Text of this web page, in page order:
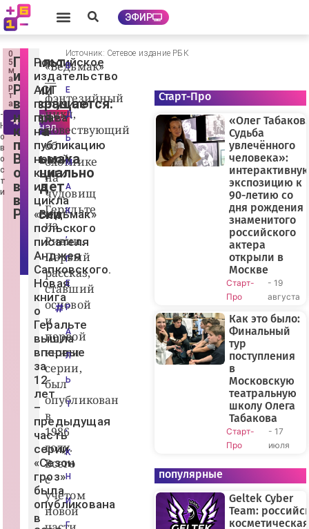
ЭФИР
0
5
м
а
р
т
а
-
Н
о
в
о
с
т
и
telegram
канал
Геральт
из
Ривии
возвращается:
новая
книга
про
Ведьмака
официально
выйдет
в
России
с-
Б
Российское
издательство
АСТ
получило
права
на
публикацию
новой
книги
из
цикла
«Ведьмак»
польского
писателя
Анджея
Сапковского.
Новая
книга
о
Геральте
вышла
впервые
за
12
лет
–
предыдущая
часть
серии
«Сезон
гроз»
была
опубликована
в
«Ведьмак»
—
фэнтезийный
цикл,
повествующий
об
охотнике
на
чудовищ
Геральте
из
Ривии.
Первый
рассказ,
ставший
основой
и
первой
книги
серии,
был
опубликован
в
1986
году.
Всего
с
учетом
новой
В
Е
Д
Ь
М
А
К
,
Г
Е
Р
А
Л
Ь
Т
,
К
Н
И
Г
Источник: Сетевое издание РБК
Старт-Про
«Олег Табаков.
Судьба
увлечённого
человека»:
экспозицию к
90-летию со
дня рождения
знаменитого
российского
актера
открыли в
Москве
Старт-
Про
- 19
августа
Как это было:
Финальный
тур
поступления
в
Московскую
театральную
школу Олега
Табакова
Старт-
Про
- 17
июля
популярные
Geltek Cyber
Team:
косметическая